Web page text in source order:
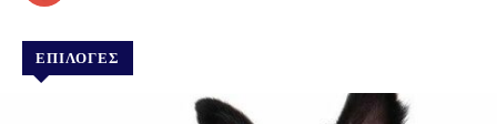
ΕΠΙΛΟΓΕΣ